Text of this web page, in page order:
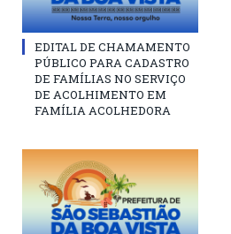
EDITAL DE CHAMAMENTO
PÚBLICO PARA CADASTRO
DE FAMÍLIAS NO SERVIÇO
DE ACOLHIMENTO EM
FAMÍLIA ACOLHEDORA